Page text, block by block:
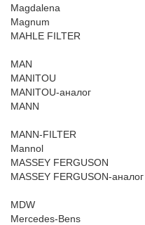
Magdalena
Magnum
MAHLE FILTER
MAN
MANITOU
MANITOU-аналог
MANN
MANN-FILTER
Mannol
MASSEY FERGUSON
MASSEY FERGUSON-аналог
MDW
Mercedes-Bens